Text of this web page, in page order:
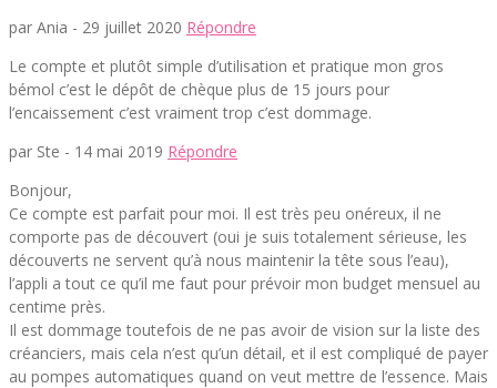
par Ania - 29 juillet 2020 Répondre
Le compte et plutôt simple d’utilisation et pratique mon gros
bémol c’est le dépôt de chèque plus de 15 jours pour
l’encaissement c’est vraiment trop c’est dommage.
par Ste - 14 mai 2019 Répondre
Bonjour,
Ce compte est parfait pour moi. Il est très peu onéreux, il ne
comporte pas de découvert (oui je suis totalement sérieuse, les
découverts ne servent qu’à nous maintenir la tête sous l’eau),
l’appli a tout ce qu’il me faut pour prévoir mon budget mensuel au
centime près.
Il est dommage toutefois de ne pas avoir de vision sur la liste des
créanciers, mais cela n’est qu’un détail, et il est compliqué de payer
au pompes automatiques quand on veut mettre de l’essence. Mais